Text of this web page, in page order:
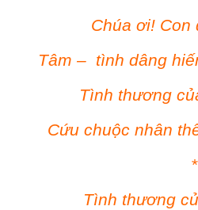
Chúa ơi! Con
Tâm – tình dâng
Tình thương
Cứu chuộc nhân
*
Tình thương